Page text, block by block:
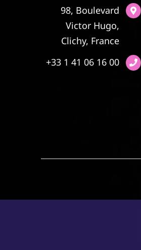
98, Boulevard
Victor Hugo,
Clichy, France
+33 1 41 06 16 00